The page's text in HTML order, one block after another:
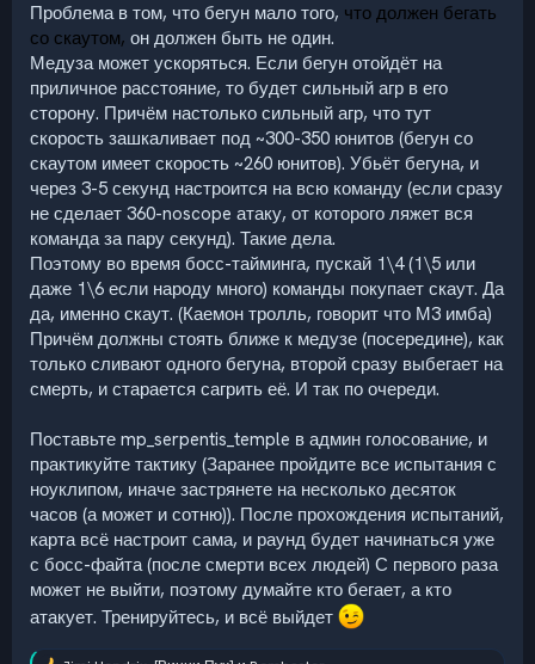
Проблема в том, что бегун мало того, что должен бегать
со скаутом, он должен быть не один.
Медуза может ускоряться. Если бегун отойдёт на
приличное расстояние, то будет сильный агр в его
сторону. Причём настолько сильный агр, что тут
скорость зашкаливает под ~300-350 юнитов (бегун со
скаутом имеет скорость ~260 юнитов). Убьёт бегуна, и
через 3-5 секунд настроится на всю команду (если сразу
не сделает 360-noscope атаку, от которого ляжет вся
команда за пару секунд). Такие дела.
Поэтому во время босс-тайминга, пускай 1\4 (1\5 или
даже 1\6 если народу много) команды покупает скаут. Да
да, именно скаут. (Каемон тролль, говорит что М3 имба)
Причём должны стоять ближе к медузе (посередине), как
только сливают одного бегуна, второй сразу выбегает на
смерть, и старается сагрить её. И так по очереди.
Поставьте mp_serpentis_temple в админ голосование, и
практикуйте тактику (Заранее пройдите все испытания с
ноуклипом, иначе застрянете на несколько десяток
часов (а может и сотню)). После прохождения испытаний,
карта всё настроит сама, и раунд будет начинаться уже
с босс-файта (после смерти всех людей) С первого раза
может не выйти, поэтому думайте кто бегает, а кто
атакует. Тренируйтесь, и всё выйдет